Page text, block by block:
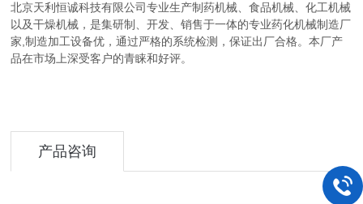
北京天利恒诚科技有限公司专业生产制药机械、食品机械、化工机械
以及干燥机械，是集研制、开发、销售于一体的专业药化机械制造厂
家,制造加工设备优，通过严格的系统检测，保证出厂合格。本厂产
品在市场上深受客户的青睐和好评。
产品咨询